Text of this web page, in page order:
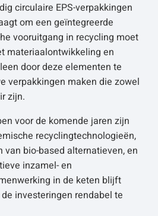
circulaire EPS-verpakkingen
om een geïntegreerde
vooruitgang in recycling moet
materiaalontwikkeling en
door deze elementen te
verpakkingen maken die zowel
zijn.
voor de komende jaren zijn
recyclingtechnologieën,
van bio-based alternatieven, en
inzamel- en
in de keten blijft
investeringen rendabel te